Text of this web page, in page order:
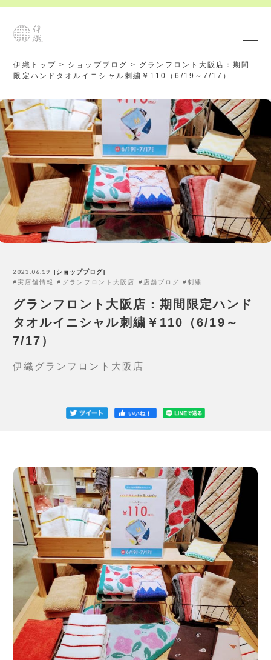
伊織トップ > ショップブログ > グランフロント大阪店：期間
限定ハンドタオルイニシャル刺繍￥110（6/19～7/17）
2023.06.19
ショップブログ
実店舗情報
グランフロント大阪店 店舗ブログ 刺繍
グランフロント大阪店：期間限定ハンド
タオルイニシャル刺繍￥110（6/19～
7/17）
伊織グランフロント大阪店